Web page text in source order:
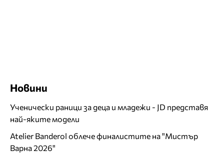
Новини
Ученически раници за деца и младежи - JD представя
най-яките модели
Atelier Banderol облече финалистите на "Мистър
Варна 2026"